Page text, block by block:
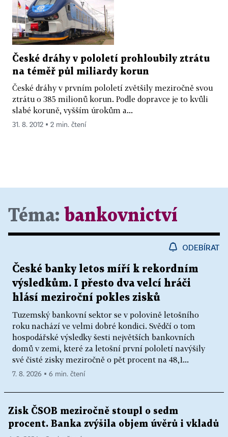
České dráhy v pololetí prohloubily ztrátu
na téměř půl miliardy korun
České dráhy v prvním pololetí zvětšily meziročně svou
ztrátu o 385 milionů korun. Podle dopravce je to kvůli
slabé koruně, vyšším úrokům a...
31. 8. 2012 ▪ 2 min. čtení
Téma: bankovnictví
ODEBÍRAT
České banky letos míří k rekordním
výsledkům. I přesto dva velcí hráči
hlásí meziroční pokles zisků
Tuzemský bankovní sektor se v polovině letošního
roku nachází ve velmi dobré kondici. Svědčí o tom
hospodářské výsledky šesti největších bankovních
domů v zemi, které za letošní první pololetí navýšily
své čisté zisky meziročně o pět procent na 48,1...
7. 8. 2026 ▪ 6 min. čtení
Zisk ČSOB meziročně stoupl o sedm
procent. Banka zvýšila objem úvěrů i vkladů